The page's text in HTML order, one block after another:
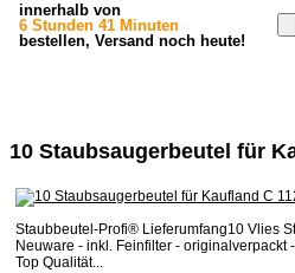
innerhalb von
6 Stunden 41 Minuten
bestellen, Versand noch heute!
10 Staubsaugerbeutel für
Staubbeutel-Profi® Lieferumfang10 Vlies
Neuware - inkl. Feinfilter -
Top Qualität...